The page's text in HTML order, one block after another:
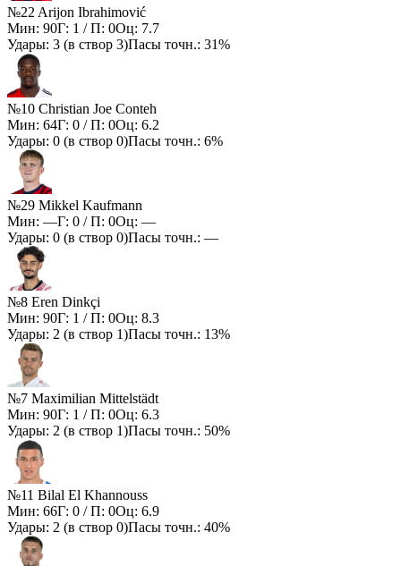
№22 Arijon Ibrahimović
Мин: 90Г: 1 / П: 0Оц: 7.7
Удары: 3 (в створ 3)Пасы точн.: 31%
№10 Christian Joe Conteh
Мин: 64Г: 0 / П: 0Оц: 6.2
Удары: 0 (в створ 0)Пасы точн.: 6%
№29 Mikkel Kaufmann
Мин: —Г: 0 / П: 0Оц: —
Удары: 0 (в створ 0)Пасы точн.: —
№8 Eren Dinkçi
Мин: 90Г: 1 / П: 0Оц: 8.3
Удары: 2 (в створ 1)Пасы точн.: 13%
№7 Maximilian Mittelstädt
Мин: 90Г: 1 / П: 0Оц: 6.3
Удары: 2 (в створ 1)Пасы точн.: 50%
№11 Bilal El Khannouss
Мин: 66Г: 0 / П: 0Оц: 6.9
Удары: 2 (в створ 0)Пасы точн.: 40%